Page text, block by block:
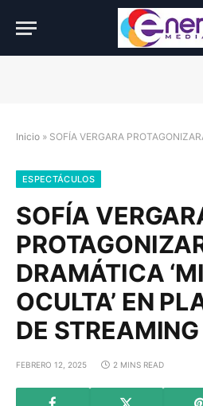
Inicio » SOFÍA VERGARA PROTAGONIZARÁ LA SERIE DRAMÁTICA
ESPECTÁCULOS
SOFÍA
DRAMÁTICA
OCULTA’ EN
DE
FEBRERO 12, 2025 2 MINS READ